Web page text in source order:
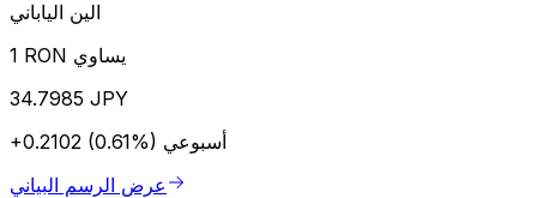
الين الياباني
1 RON يساوي
34.7985 JPY
+0.2102 (0.61%) أسبوعي
عرض الرسم البياني